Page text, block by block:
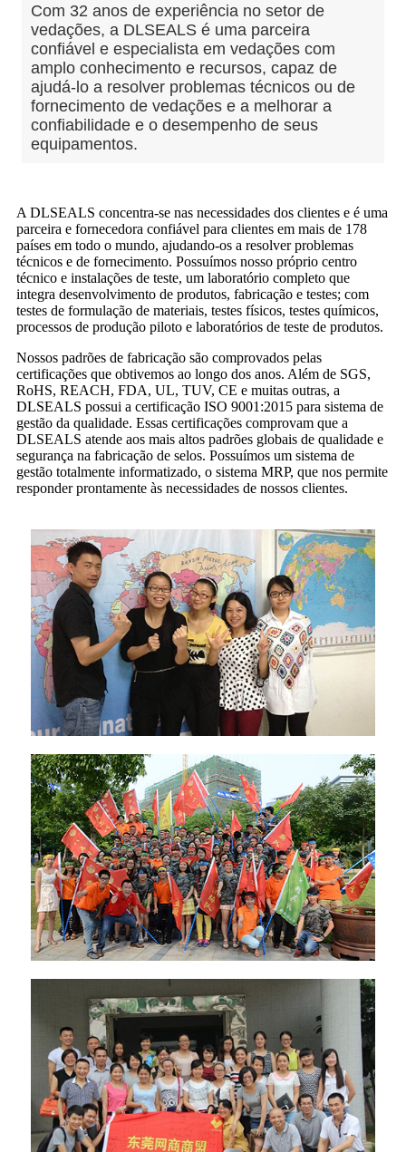
Com 32 anos de experiência no setor de
vedações, a DLSEALS é uma parceira
confiável e especialista em vedações com
amplo conhecimento e recursos, capaz de
ajudá-lo a resolver problemas técnicos ou de
fornecimento de vedações e a melhorar a
confiabilidade e o desempenho de seus
equipamentos.
A DLSEALS concentra-se nas necessidades dos clientes e é uma
parceira e fornecedora confiável para clientes em mais de 178
países em todo o mundo, ajudando-os a resolver problemas
técnicos e de fornecimento. Possuímos nosso próprio centro
técnico e instalações de teste, um laboratório completo que
integra desenvolvimento de produtos, fabricação e testes; com
testes de formulação de materiais, testes físicos, testes químicos,
processos de produção piloto e laboratórios de teste de produtos.
Nossos padrões de fabricação são comprovados pelas
certificações que obtivemos ao longo dos anos. Além de SGS,
RoHS, REACH, FDA, UL, TUV, CE e muitas outras, a
DLSEALS possui a certificação ISO 9001:2015 para sistema de
gestão da qualidade. Essas certificações comprovam que a
DLSEALS atende aos mais altos padrões globais de qualidade e
segurança na fabricação de selos. Possuímos um sistema de
gestão totalmente informatizado, o sistema MRP, que nos permite
responder prontamente às necessidades de nossos clientes.